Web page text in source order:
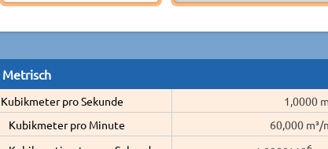
Metrisch
Kubikmeter pro Sekunde
1,0000
Kubikmeter pro Minute
60,000 m³/